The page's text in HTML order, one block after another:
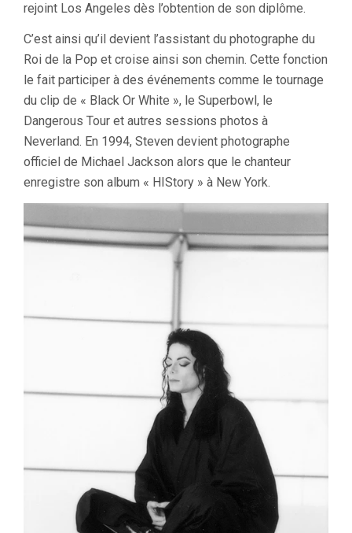
rejoint Los Angeles dès l’obtention de son diplôme.
C’est ainsi qu’il devient l’assistant du photographe du
Roi de la Pop et croise ainsi son chemin. Cette fonction
le fait participer à des événements comme le tournage
du clip de « Black Or White », le Superbowl, le
Dangerous Tour et autres sessions photos à
Neverland. En 1994, Steven devient photographe
officiel de Michael Jackson alors que le chanteur
enregistre son album « HIStory » à New York.